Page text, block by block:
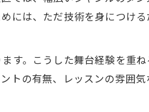
には、ただ技術を身につける
す。こうした舞台経験を重
トの有無、レッスンの雰囲気